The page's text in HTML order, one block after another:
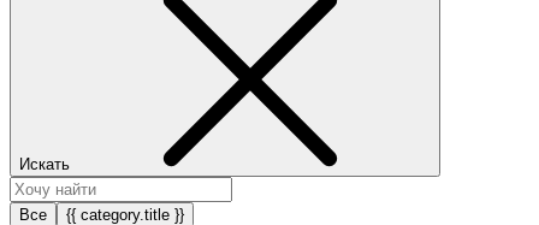
Искать
Все {{ category.title }}